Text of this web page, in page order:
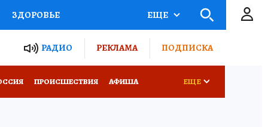
ЗДОРОВЬЕ
РОССИИ
ЕЩЕ
РАДИО РЕКЛАМА ПОДПИСКА
ПРОИСШЕСТВИЯ АФИША ЕЩЕ